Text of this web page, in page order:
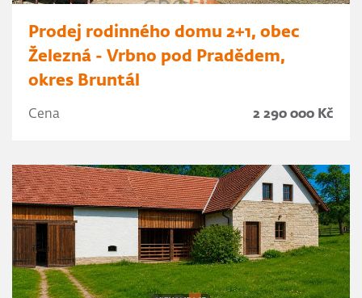
Prodej rodinného domu 2+1, obec
Železná - Vrbno pod Pradědem,
okres Bruntál
Cena 2 290 000 Kč